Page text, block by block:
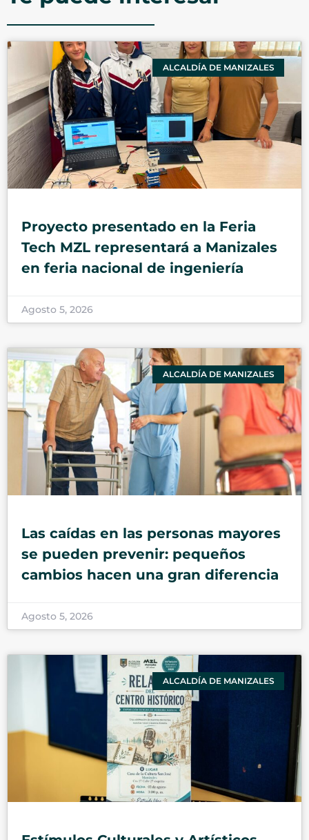
ALCALDÍA DE MANIZALES
Proyecto presentado en la Feria
Tech MZL representará a Manizales
en feria nacional de ingeniería
Agosto 5, 2026
ALCALDÍA DE MANIZALES
Las caídas en las personas mayores
se pueden prevenir: pequeños
cambios hacen una gran diferencia
Agosto 5, 2026
ALCALDÍA DE MANIZALES